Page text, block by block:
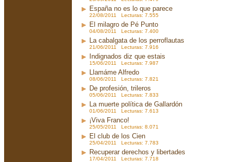
España no es lo que parece
22/08/2011 Lecturas: 7.555
El milagro de Pé Punto
04/08/2011 Lecturas: 7.400
La cabalgata de los perroflautas
21/06/2011 Lecturas: 7.916
Indignados diz que estais
15/06/2011 Lecturas: 7.987
Llamáme Alfredo
08/06/2011 Lecturas: 7.821
De profesión, trileros
05/06/2011 Lecturas: 7.833
La muerte política de Gallardón
01/06/2011 Lecturas: 7.613
¡Viva Franco!
25/05/2011 Lecturas: 8.071
El club de los Cien
25/04/2011 Lecturas: 7.783
Recuperar derechos y libertades
17/04/2011 Lecturas: 7.718